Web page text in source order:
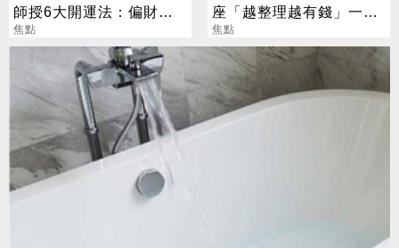
師授6大開運法：偏財
「用想的」就行
焦點
座「越整理越有錢」一路
旺運到10月
焦點